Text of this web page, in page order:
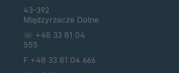
43-392
Międzyrzecze Dolne
☏ +48 33 81 04
555
F +48 33 81 04 666